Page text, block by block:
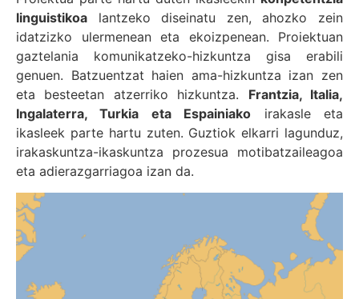
linguistikoa lantzeko diseinatu zen, ahozko zein
idatzizko ulermenean eta ekoizpenean. Proiektuan
gaztelania komunikatzeko-hizkuntza gisa erabili
genuen. Batzuentzat haien ama-hizkuntza izan zen
eta besteetan atzerriko hizkuntza. Frantzia, Italia,
Ingalaterra, Turkia eta Espainiako irakasle eta
ikasleek parte hartu zuten. Guztiok elkarri lagunduz,
irakaskuntza-ikaskuntza prozesua motibatzaileagoa
eta adierazgarriagoa izan da.